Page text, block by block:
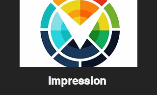
Impression